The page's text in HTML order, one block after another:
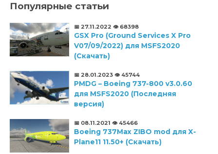
Популярные статьи
📅 27.11.2022 👁️ 68398
GSX Pro (Ground Services X Pro
V07/09/2022) для MSFS2020
(Скачать)
📅 28.01.2023 👁️ 45744
PMDG – Boeing 737-800 v3.0.60
для MSFS2020 (Последняя
версия)
📅 08.11.2021 👁️ 45466
Boeing 737Max ZIBO mod для X-
Plane11 11.50+ (Скачать)